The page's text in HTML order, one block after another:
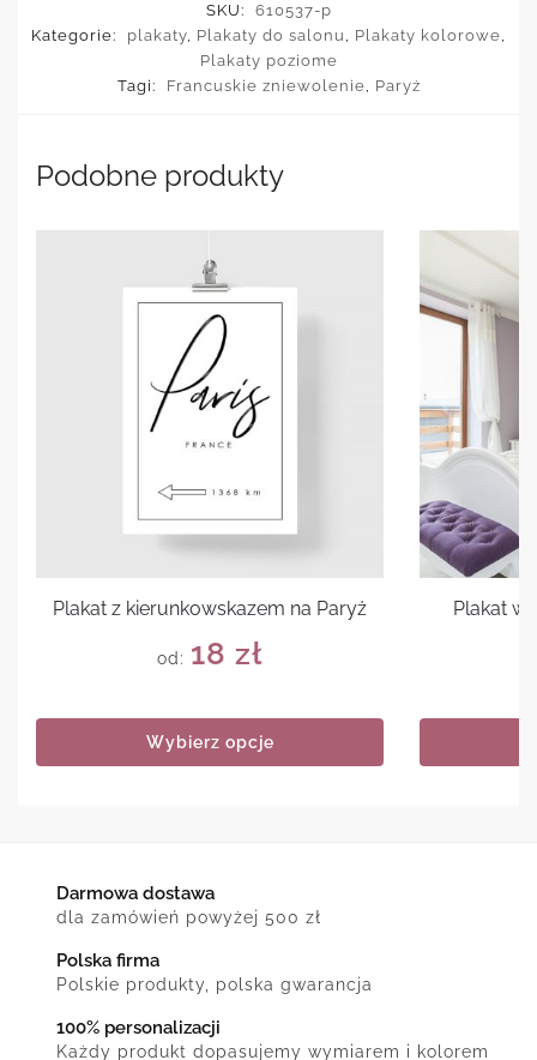
SKU:
610537-p
Kategorie:
plakaty, Plakaty do salonu , Plakaty kolorowe,
Plakaty poziome
Tagi:
Francuskie zniewolenie, Paryż
Podobne produkty
Plakat z kierunkowskazem na Paryż
od: 18 zł
Wybierz opcje
Plakat w
Darmowa dostawa
dla zamówień powyżej 500 zł
Polska firma
Polskie produkty, polska gwarancja
100% personalizacji
Każdy produkt dopasujemy wymiarem i kolorem